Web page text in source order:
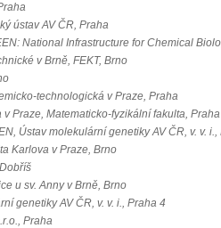
ústav AV ČR, Praha
National Infrastructure for Chemical
v Brně, FEKT, Brno
technologická v Praze, Praha
v Praze, Matematicko-fyzikální fakulta,
Ústav molekulární genetiky AV ČR, v. v. i.,
Karlova v Praze, Brno
u sv. Anny v Brně, Brno
genetiky AV ČR, v. v. i., Praha 4
Praha